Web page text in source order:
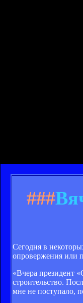
###
Сегодня в
опровержения или
«Вчера президент
строительство.
мне не поступало,